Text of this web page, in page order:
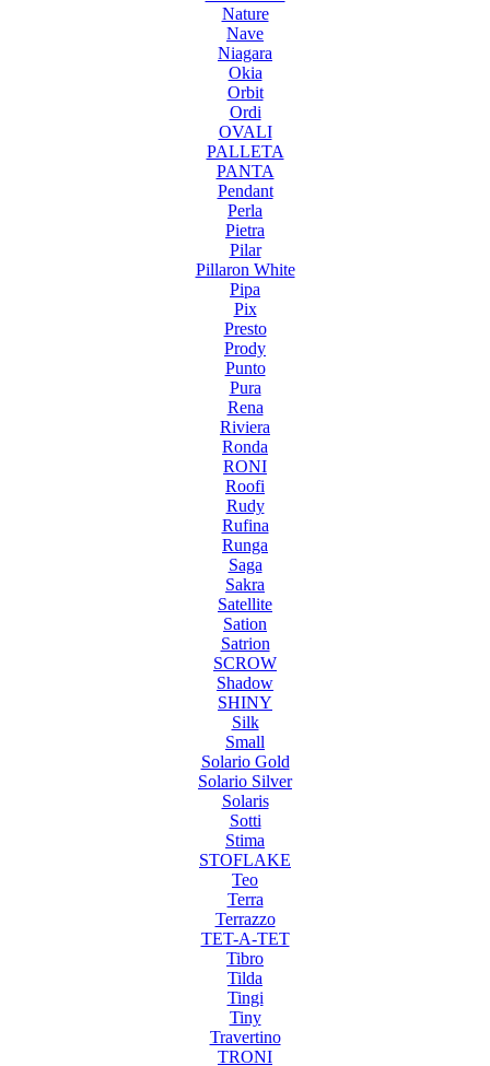
Nature
Nave
Niagara
Okia
Orbit
Ordi
OVALI
PALLETA
PANTA
Pendant
Perla
Pietra
Pilar
Pillaron White
Pipa
Pix
Presto
Prody
Punto
Pura
Rena
Riviera
Ronda
RONI
Roofi
Rudy
Rufina
Runga
Saga
Sakra
Satellite
Sation
Satrion
SCROW
Shadow
SHINY
Silk
Small
Solario Gold
Solario Silver
Solaris
Sotti
Stima
STOFLAKE
Teo
Terra
Terrazzo
TET-A-TET
Tibro
Tilda
Tingi
Tiny
Travertino
TRONI